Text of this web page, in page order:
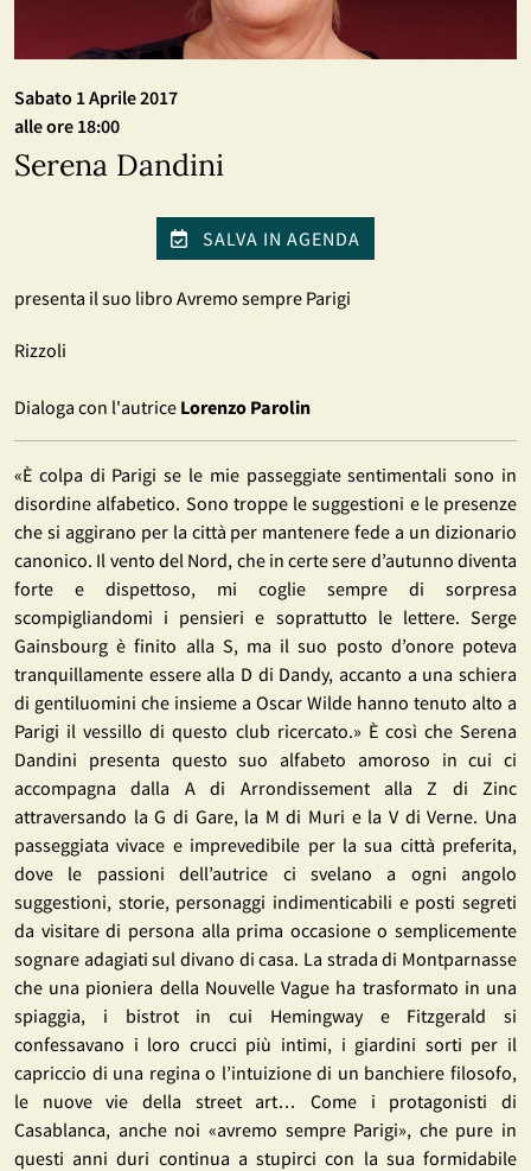
Sabato 1 Aprile 2017
alle ore 18:00
Serena Dandini
SALVA IN AGENDA
presenta il suo libro Avremo sempre Parigi
Rizzoli
Dialoga con l'autrice Lorenzo Parolin
«È colpa di Parigi se le mie passeggiate sentimentali sono in
disordine alfabetico. Sono troppe le suggestioni e le presenze
che si aggirano per la città per mantenere fede a un dizionario
canonico. Il vento del Nord, che in certe sere d’autunno diventa
forte e dispettoso, mi coglie sempre di sorpresa
scompigliandomi i pensieri e soprattutto le lettere. Serge
Gainsbourg è finito alla S, ma il suo posto d’onore poteva
tranquillamente essere alla D di Dandy, accanto a una schiera
di gentiluomini che insieme a Oscar Wilde hanno tenuto alto a
Parigi il vessillo di questo club ricercato.» È così che Serena
Dandini presenta questo suo alfabeto amoroso in cui ci
accompagna dalla A di Arrondissement alla Z di Zinc
attraversando la G di Gare, la M di Muri e la V di Verne. Una
passeggiata vivace e imprevedibile per la sua città preferita,
dove le passioni dell’autrice ci svelano a ogni angolo
suggestioni, storie, personaggi indimenticabili e posti segreti
da visitare di persona alla prima occasione o semplicemente
sognare adagiati sul divano di casa. La strada di Montparnasse
che una pioniera della Nouvelle Vague ha trasformato in una
spiaggia, i bistrot in cui Hemingway e Fitzgerald si
confessavano i loro crucci più intimi, i giardini sorti per il
capriccio di una regina o l’intuizione di un banchiere filosofo,
le nuove vie della street art… Come i protagonisti di
Casablanca, anche noi «avremo sempre Parigi», che pure in
questi anni duri continua a stupirci con la sua formidabile